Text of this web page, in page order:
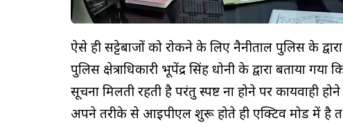
ऐसे ही सट्टेबाजों को रोकने के लिए नैनीताल पुलिस के
पुलिस क्षेत्राधिकारी भूपेंद्र सिंह धोनी के द्वारा बताया
सूचना मिलती रहती है परंतु स्पष्ट ना होने पर
अपने तरीके से आईपीएल शुरू होते ही एक्टिव मोड में है